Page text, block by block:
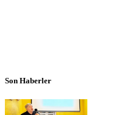
Son Haberler